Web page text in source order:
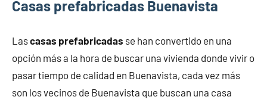
Casas prefabricadas Buenavista
Lascasas prefabricadas se han convertido en una
opción más a la hora de buscar una vivienda donde vivir o
pasar tiempo de calidad en Buenavista, cada vez más
son los vecinos de Buenavista que buscan una casa